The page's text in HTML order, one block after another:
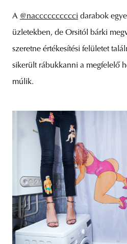
A @nacccccccccci darabok
üzletekben, de Orsitól bárki
szeretne értékesítési felületet
sikerült rábukkanni a megfelelő
múlik.